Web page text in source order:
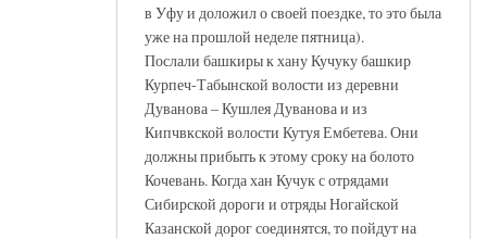
в Уфу и доложил о своей поездке, то это была
уже на прошлой неделе пятница).
Послали башкиры к хану Кучуку башкир
Курпеч-Табынской волости из деревни
Дуванова – Кушлея Дуванова и из
Кипчвкской волости Кутуя Ембетева. Они
должны прибыть к этому сроку на болото
Кочевань. Когда хан Кучук с отрядами
Сибирской дороги и отряды Ногайской
Казанской дорог соединятся, то пойдут на